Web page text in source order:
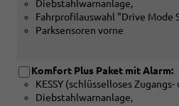
2-
Speichen-
Multifunktions-
oder
[PLM]
3-
Diebstahlwarnanlage,
Fahrprofilauswahl "Drive Mode
Parksensoren vorne
Komfort Plus Paket mit Alarm:
KESSY (schlüsselloses
Diebstahlwarnanlage,